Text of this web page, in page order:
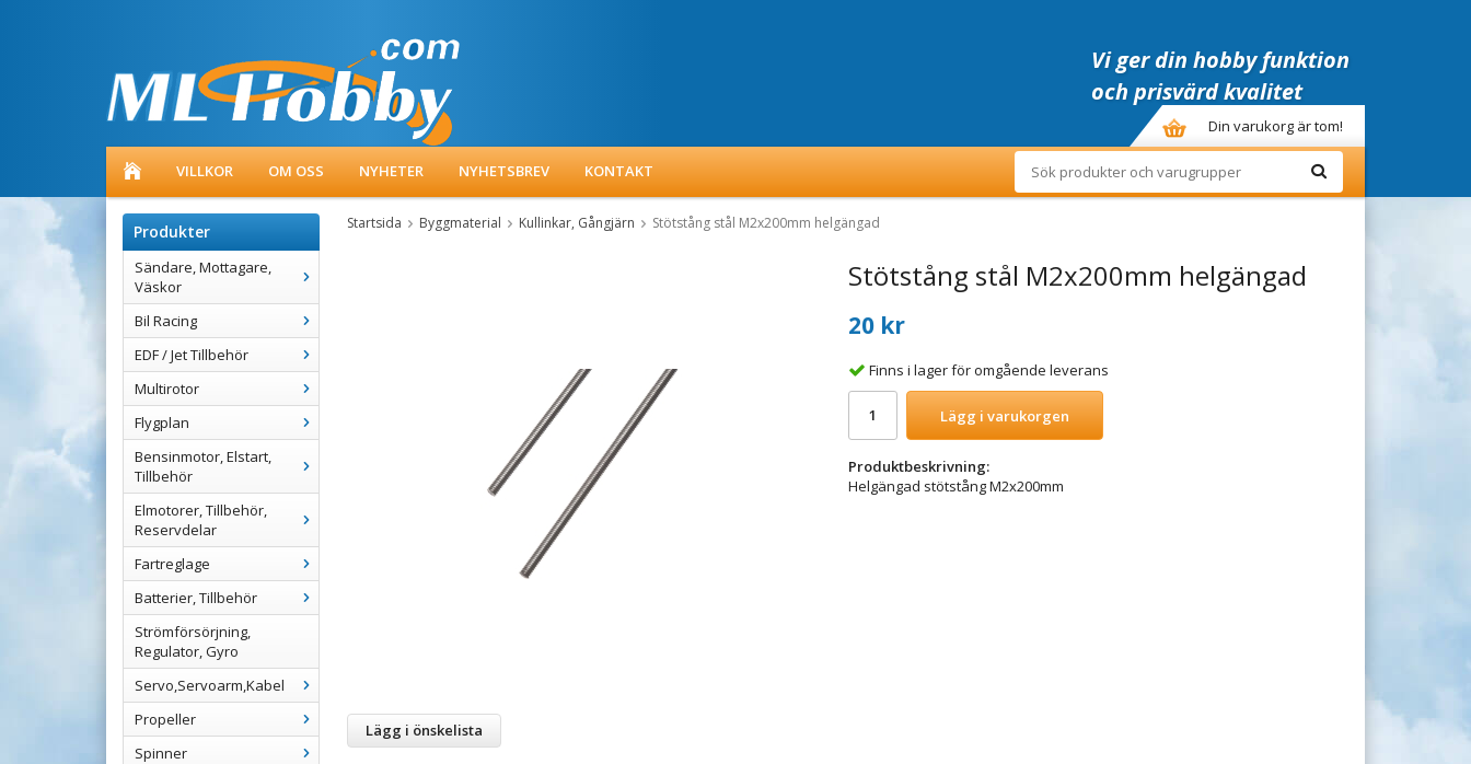
Vi ger din hobby funktion
och prisvärd kvalitet
Din varukorg är tom!
VILLKOR OM OSS NYHETER NYHETSBREV KONTAKT
Produkter
Sändare, Mottagare,
Väskor
Bil Racing
EDF / Jet Tillbehör
Multirotor
Flygplan
Bensinmotor, Elstart,
Tillbehör
Elmotorer, Tillbehör,
Reservdelar
Fartreglage
Batterier, Tillbehör
Strömförsörjning,
Regulator, Gyro
Servo,Servoarm,Kabel
Propeller
Spinner
Startsida Byggmaterial Kullinkar, Gångjärn Stötstång stål M2x200mm helgängad
Stötstång stål M2x200mm helgängad
20 kr
Finns i lager för omgående leverans
Lägg i varukorgen
Produktbeskrivning:
Helgängad stötstång M2x200mm
Lägg i önskelista